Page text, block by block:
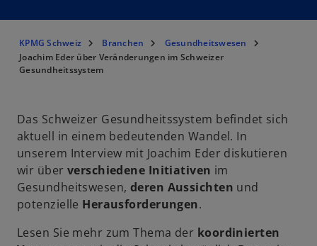
KPMG Schweiz Branchen
Gesundheitswesen
Joachim Eder über Veränderungen im Schweizer
Gesundheitssystem
Das Schweizer Gesundheitssystem befindet sich
aktuell in einem bedeutenden Wandel. In
unserem Interview mit Joachim Eder diskutieren
wir über verschiedene Initiativen im
Gesundheitswesen, deren Aussichten und
potenzielle Herausforderungen.
Lesen Sie mehr zum Thema der koordinierten